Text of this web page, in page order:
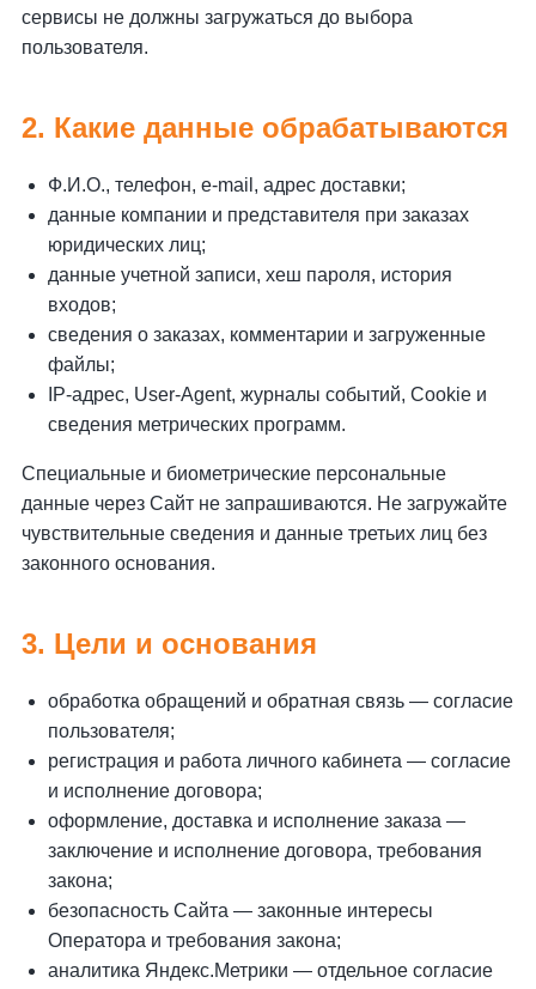
сервисы не должны загружаться до выбора
пользователя.
2. Какие данные обрабатываются
Ф.И.О., телефон, e-mail, адрес доставки;
данные компании и представителя при заказах
юридических лиц;
данные учетной записи, хеш пароля, история
входов;
сведения о заказах, комментарии и загруженные
файлы;
IP-адрес, User-Agent, журналы событий, Cookie и
сведения метрических программ.
Специальные и биометрические персональные
данные через Сайт не запрашиваются. Не загружайте
чувствительные сведения и данные третьих лиц без
законного основания.
3. Цели и основания
обработка обращений и обратная связь — согласие
пользователя;
регистрация и работа личного кабинета — согласие
и исполнение договора;
оформление, доставка и исполнение заказа —
заключение и исполнение договора, требования
закона;
безопасность Сайта — законные интересы
Оператора и требования закона;
аналитика Яндекс.Метрики — отдельное согласие